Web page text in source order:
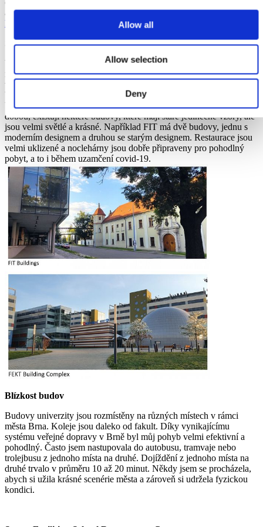
Allow all
Allow selection
Deny
a je přístupná prostřednictvím
https://link.springer.com/chapter/10.1007%2F978-3-030-68734-2_1
Školská zařízení
Většina školských zařízení má moderní design a je vybavena
nejmodernějšími technologiemi. Během zimy byly interiéry budov
vytápěny 24/7, aby se zvýšily teploty. Nejvíce zaujme komplex
budov na Fakultě elektrotechniky a komunikačních technologií.
Vzhledem k tomu, že univerzita byla založena již před dlouhou
dobou, existují některé budovy, které mají staré jedinečné vzory, ale
jsou velmi světlé a krásné. Například FIT má dvě budovy, jednu s
moderním designem a druhou se starým designem. Restaurace jsou
velmi uklizené a noclehárny jsou dobře připraveny pro pohodlný
pobyt, a to i během uzamčení covid-19.
Blízkost budov
Budovy univerzity jsou rozmístěny na různých místech v rámci
města Brna. Koleje jsou daleko od fakult. Díky vynikajícímu
systému veřejné dopravy v Brně byl můj pohyb velmi efektivní a
pohodlný. Často jsem nastupovala do autobusu, tramvaje nebo
trolejbusu z jednoho místa na druhé. Dojíždění z jednoho místa na
druhé trvalo v průměru 10 až 20 minut. Někdy jsem se procházela,
abych si užila krásné scenérie města a zároveň si udržela fyzickou
kondici.